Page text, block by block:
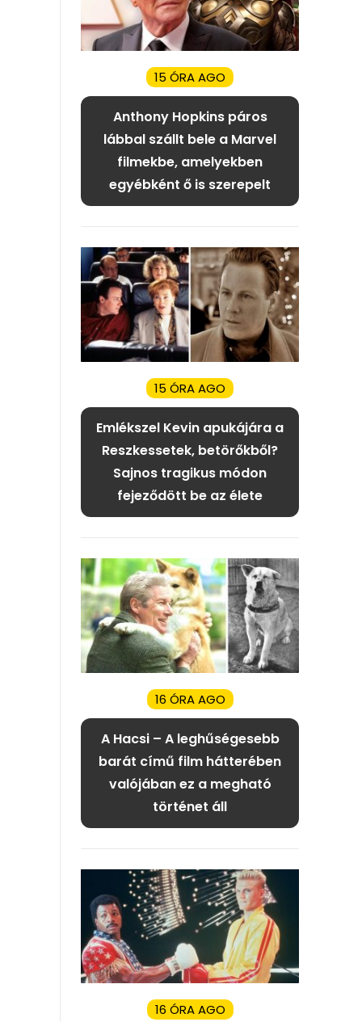
15 ÓRA AGO
Anthony Hopkins páros
lábbal szállt bele a Marvel
filmekbe, amelyekben
egyébként ő is szerepelt
15 ÓRA AGO
Emlékszel Kevin apukájára a
Reszkessetek, betörőkből?
Sajnos tragikus módon
fejeződött be az élete
16 ÓRA AGO
A Hacsi – A leghűségesebb
barát című film hátterében
valójában ez a megható
történet áll
16 ÓRA AGO